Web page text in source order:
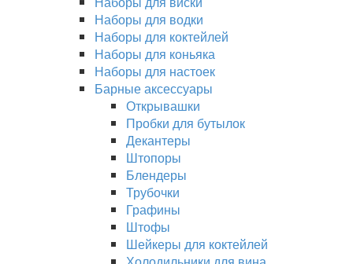
Наборы для водки
Наборы для коктейлей
Наборы для коньяка
Наборы для настоек
Барные аксессуары
Открывашки
Пробки для бутылок
Декантеры
Штопоры
Блендеры
Трубочки
Графины
Штофы
Шейкеры для коктейлей